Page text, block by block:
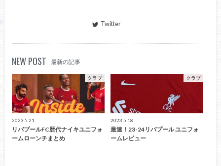
Twitter
NEW POST 最新の記事
クラブ
2023.5.21
リバプールFC歴代ナイキユニフォ
ームローンチまとめ
クラブ
2023.5.18
最速！23-24リバプール ユニフォ
ームレビュー